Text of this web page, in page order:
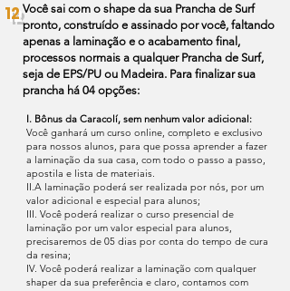
Você sai com o shape da sua Prancha de Surf
pronto, construído e assinado por você, faltando
apenas a laminação e o acabamento final,
processos normais a qualquer Prancha de Surf,
seja de EPS/PU ou Madeira. Para finalizar sua
prancha há 04 opções:
12
I. Bônus da Caracolí, sem nenhum valor adicional:
Você ganhará um curso online, completo e exclusivo
para nossos alunos, para que possa aprender a fazer
a laminação da sua casa, com todo o passo a passo,
apostila e lista de materiais.
II.A laminação poderá ser realizada por nós, por um
valor adicional e especial para alunos;
III. Você poderá realizar o curso presencial de
laminação por um valor especial para alunos,
precisaremos de 05 dias por conta do tempo de cura
da resina;
IV. Você poderá realizar a laminação com qualquer
shaper da sua preferência e claro, contamos com